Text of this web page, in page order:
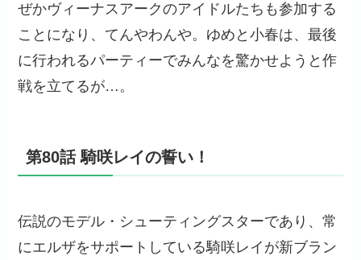
ぜかヴィーナスアークのアイドルたちも参加する
ことになり、てんやわんや。ゆめと小春は、最後
に行われるパーティーでみんなを驚かせようと作
戦を立てるが…。
第80話 騎咲レイの誓い！
伝説のモデル・シューティングスターであり、常
にエルザをサポートしている騎咲レイが新ブラン